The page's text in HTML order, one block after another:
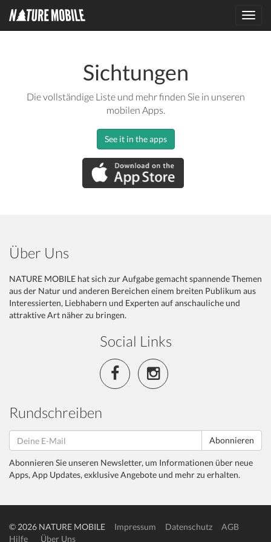
Sichtungen
Die vollständige Liste und mehr finden Sie in unseren
mobilen Apps.
See it in the apps
Über Uns
NATURE MOBILE hat sich zur Aufgabe gemacht spannende Themen
aus der Natur und anderen Bereichen einem breiten Publikum aus
Interessierten, Liebhabern und Experten auf anschauliche und
attraktive Art näher zu bringen.
Social Links
Rundschreiben
Abonnieren
Abonnieren Sie unseren Newsletter, um Informationen über neue
Apps, App Updates, exklusive Angebote und mehr zu erhalten.
© 2026 NATURE MOBILE Impressum Datenschutz
AGB
Hilfe
Über Uns